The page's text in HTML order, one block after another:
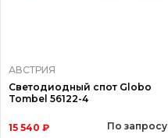
АВСТРИЯ
Светодиодный спот Globo
Tombel 56122-4
15 540 ₽ По запросу